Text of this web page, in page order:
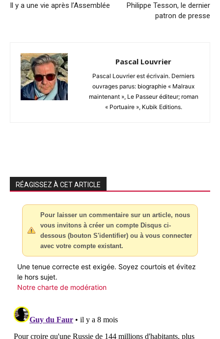
Il y a une vie après l’Assemblée
Philippe Tesson, le dernier
patron de presse
Pascal Louvrier
Pascal Louvrier est écrivain. Derniers
ouvrages parus: biographie « Malraux
maintenant », Le Passeur éditeur; roman
« Portuaire », Kubik Editions.
RÉAGISSEZ À CET ARTICLE
Pour laisser un commentaire sur un article, nous
vous invitons à créer un compte Disqus ci-
dessous (bouton S'identifier) ou à vous connecter
avec votre compte existant.
Une tenue correcte est exigée. Soyez courtois et évitez
le hors sujet.
Notre charte de modération